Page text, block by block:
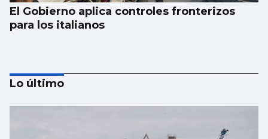
El Gobierno aplica controles fronterizos
para los italianos
Lo último